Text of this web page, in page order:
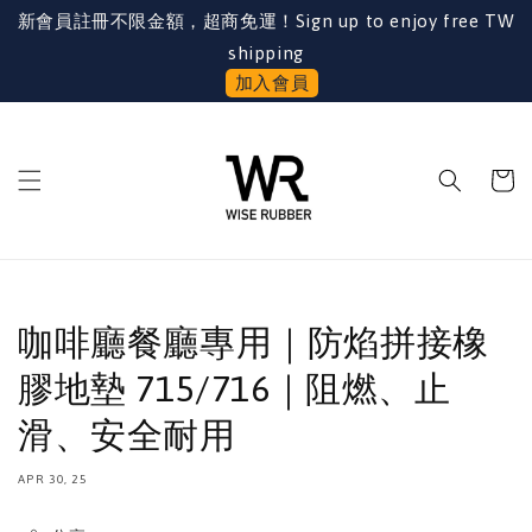
新會員註冊不限金額，超商免運！Sign up to enjoy free TW
shipping
加入會員
咖啡廳餐廳專用｜防焰拼接橡
膠地墊 715/716｜阻燃、止
滑、安全耐用
APR 30, 25